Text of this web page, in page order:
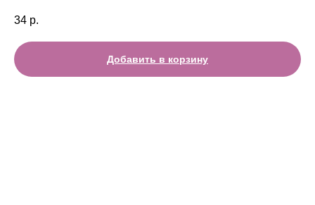
34 р.
Добавить в корзину